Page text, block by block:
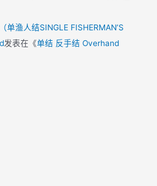
单渔人结SINGLE FISHERMAN’S
发表在《单结 反手结 Overhand